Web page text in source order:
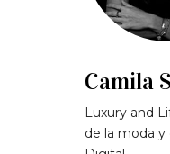
Camila
Luxury and
de la moda